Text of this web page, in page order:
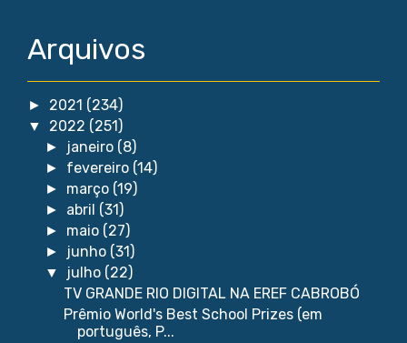
Arquivos
► 2021 (234)
▼ 2022 (251)
► janeiro (8)
► fevereiro (14)
► março (19)
► abril (31)
► maio (27)
► junho (31)
▼ julho (22)
TV GRANDE RIO DIGITAL NA EREF CABROBÓ
Prêmio World's Best School Prizes (em
português, P...